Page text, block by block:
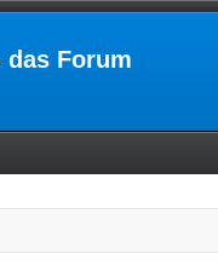
das Forum